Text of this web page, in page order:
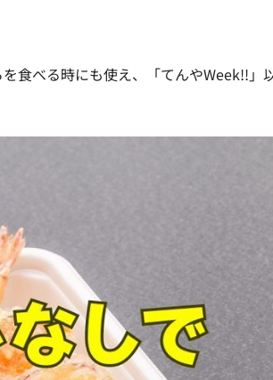
食べる時にも使え、「てんやWeek!!」